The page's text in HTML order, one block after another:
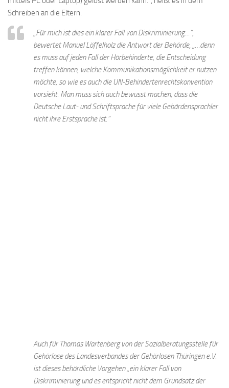
Schreiben an die Eltern.
„Für mich ist dies ein klarer Fall von Diskriminierung…“,
bewertet Manuel Löffelholz die Antwort der Behörde, „…denn
es muss auf jeden Fall der Hörbehinderte, die Entscheidung
treffen können, welche Kommunikationsmöglichkeit er nutzen
möchte, so wie es auch die UN-Behindertenrechtskonvention
vorsieht. Man muss sich auch bewusst machen, dass die
Deutsche Laut- und Schriftsprache für viele Gebärdensprachler
nicht ihre Erstsprache ist.“
Auch für Thomas Wartenberg von der Sozialberatungsstelle für
Gehörlose des Landesverbandes der Gehörlosen Thüringen e.V.
ist dieses behördliche Vorgehen „ein klarer Fall von
Diskriminierung und es entspricht nicht dem Grundsatz der